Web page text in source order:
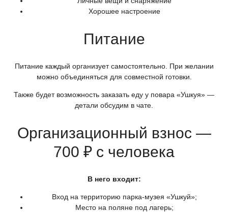
Хорошее настроение
Питание
Питание каждый организует самостоятельно. При желании
можно объединяться для совместной готовки.
Также будет возможность заказать еду у повара «Ушкуя» —
детали обсудим в чате.
Организационный взнос —
700 ₽ с человека
В него входит:
Вход на территорию парка-музея «Ушкуй»;
Место на поляне под лагерь;